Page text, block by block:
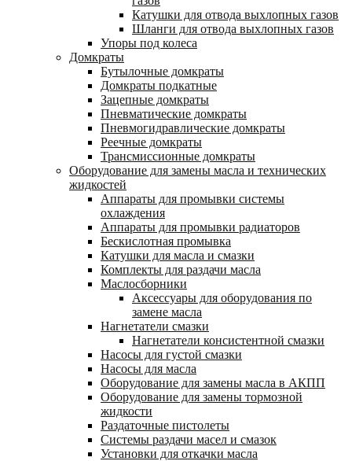
Катушки для отвода выхлопных газов
Шланги для отвода выхлопных газов
Упоры под колеса
Домкраты
Бутылочные домкраты
Домкраты подкатные
Зацепные домкраты
Пневматические домкраты
Пневмогидравлические домкраты
Реечные домкраты
Трансмиссионные домкраты
Оборудование для замены масла и технических
жидкостей
Аппараты для промывки системы
охлаждения
Аппараты для промывки радиаторов
Бескислотная промывка
Катушки для масла и смазки
Комплекты для раздачи масла
Маслосборники
Аксессуары для оборудования по
замене масла
Нагнетатели смазки
Нагнетатели консистентной смазки
Насосы для густой смазки
Насосы для масла
Оборудование для замены масла в АКПП
Оборудование для замены тормозной
жидкости
Раздаточные пистолеты
Системы раздачи масел и смазок
Установки для откачки масла